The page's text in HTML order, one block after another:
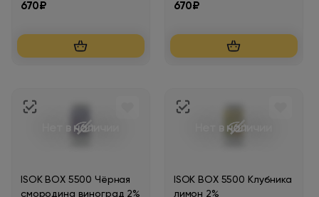
670₽ 670₽
Нет в наличии
ISOK BOX 5500 Чёрная
смородина виноград 2%
Нет в наличии
ISOK BOX 5500 Клубника
лимон 2%